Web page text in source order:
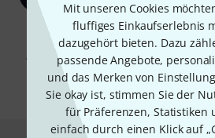
Mit unseren Cookies
fluffiges Einkaufserlebnis
dazugehört bieten. Dazu
passende Angebote,
und das Merken von
Sie okay ist, stimmen Sie der
für Präferenzen, Statistiken
einfach durch einen Klick auf
Mit Klick auf „Jetzt anmelden“ stimmen
Werbung und einer Messung des E-Mail-
Abmeldung ist jederzeit möglich. Weitere
unseren
* Pflichtfeld